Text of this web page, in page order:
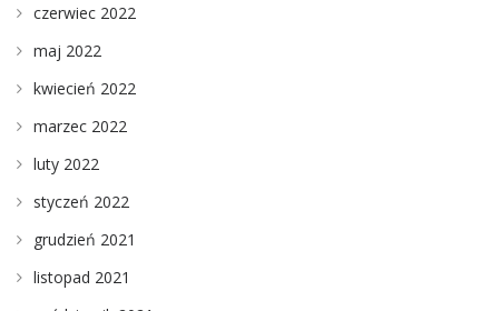
czerwiec 2022
maj 2022
kwiecień 2022
marzec 2022
luty 2022
styczeń 2022
grudzień 2021
listopad 2021